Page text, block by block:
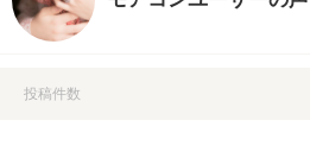
投稿件数